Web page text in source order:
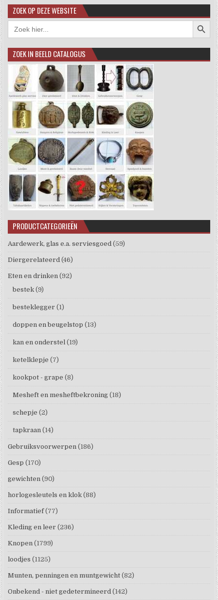
ZOEK OP DEZE WEBSITE
Zoek
naar:
ZOEK IN BEELD CATALOGUS
PRODUCTCATEGORIEËN
Aardewerk, glas e.a. serviesgoed (59)
Diergerelateerd (46)
Eten en drinken (92)
bestek (9)
besteklegger (1)
doppen en beugelstop (13)
kan en onderstel (19)
ketelklepje (7)
kookpot - grape (8)
Mesheft en mesheftbekroning (18)
schepje (2)
tapkraan (14)
Gebruiksvoorwerpen (186)
Gesp (170)
gewichten (90)
horlogesleutels en klok (88)
Informatief (77)
Kleding en leer (236)
Knopen (1799)
loodjes (1125)
Munten, penningen en muntgewicht (82)
Onbekend - niet gedetermineerd (142)